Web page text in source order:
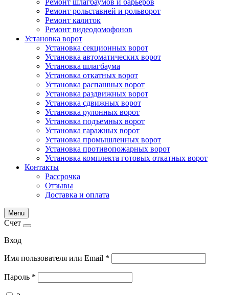
Ремонт шлагбаумов и барьеров
Ремонт рольставней и рольворот
Ремонт калиток
Ремонт видеодомофонов
Установка ворот
Установка секционных ворот
Установка автоматических ворот
Установка шлагбаума
Установка откатных ворот
Установка распашных ворот
Установка раздвижных ворот
Установка сдвижных ворот
Установка рулонных ворот
Установка подъемных ворот
Установка гаражных ворот
Установка промышленных ворот
Установка противопожарных ворот
Установка комплекта готовых откатных ворот
Контакты
Рассрочка
Отзывы
Доставка и оплата
Menu
Счет
Вход
Имя пользователя или Email *
Пароль *